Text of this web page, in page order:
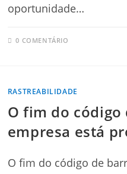
oportunidade…
0 COMENTÁRIO
RASTREABILIDADE
O fim do código
empresa está
O fim do código de